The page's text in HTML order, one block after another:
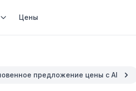
Цены
предложение цены с AI